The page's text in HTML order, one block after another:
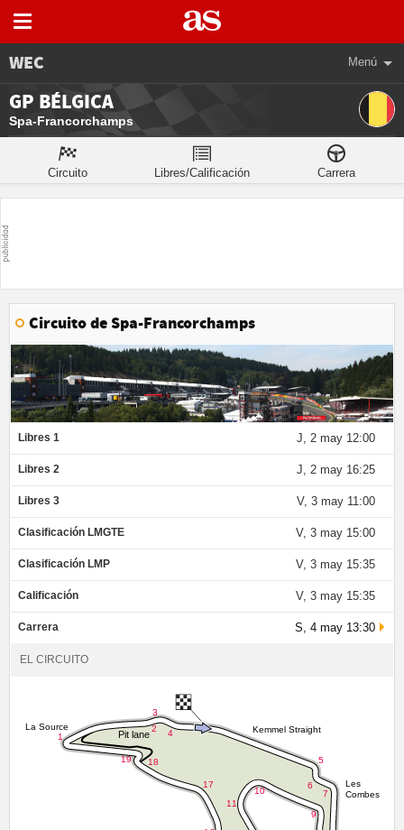
WEC Menú
GP BÉLGICA
Spa-Francorchamps
Circuito Libres/Calificación Carrera
Circuito de Spa-Francorchamps
Libres 1 J, 2 may 12:00
Libres 2 J, 2 may 16:25
Libres 3 V, 3 may 11:00
Clasificación LMGTE V, 3 may 15:00
Clasificación LMP V, 3 may 15:35
Calificación V, 3 may 15:35
Carrera S, 4 may 13:30
EL CIRCUITO